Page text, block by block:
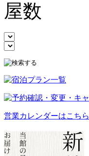
営業カレンダーはこちら